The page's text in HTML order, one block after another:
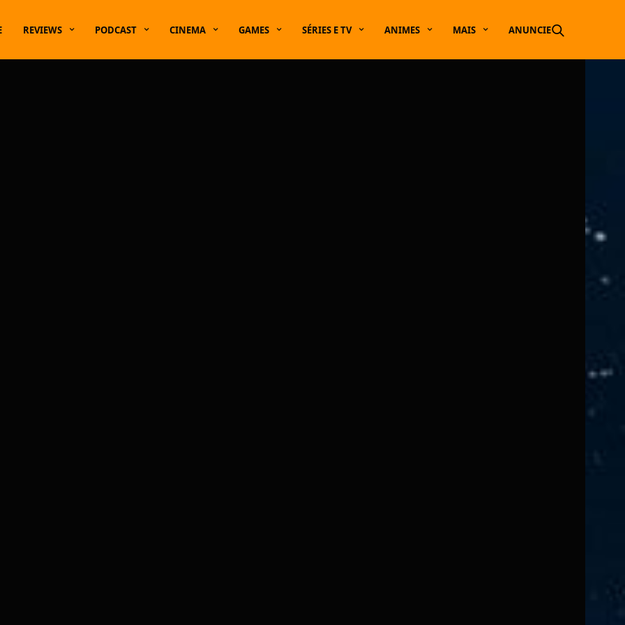
REVIEWS PODCAST CINEMA GAMES SÉRIES E TV ANIMES MAIS ANUNCIE